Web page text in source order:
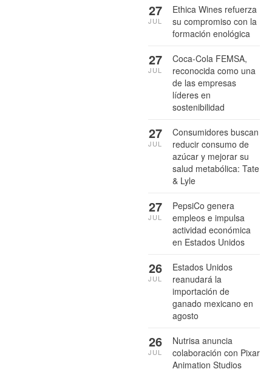
Ethica Wines refuerza
su compromiso con la
formación enológica
27
JUL
Coca-Cola FEMSA,
reconocida como una
de las empresas
líderes en
sostenibilidad
27
JUL
Consumidores buscan
reducir consumo de
azúcar y mejorar su
salud metabólica: Tate
& Lyle
27
JUL
PepsiCo genera
empleos e impulsa
actividad económica
en Estados Unidos
27
JUL
Estados Unidos
reanudará la
importación de
ganado mexicano en
agosto
26
JUL
Nutrisa anuncia
colaboración con Pixar
Animation Studios
26
JUL